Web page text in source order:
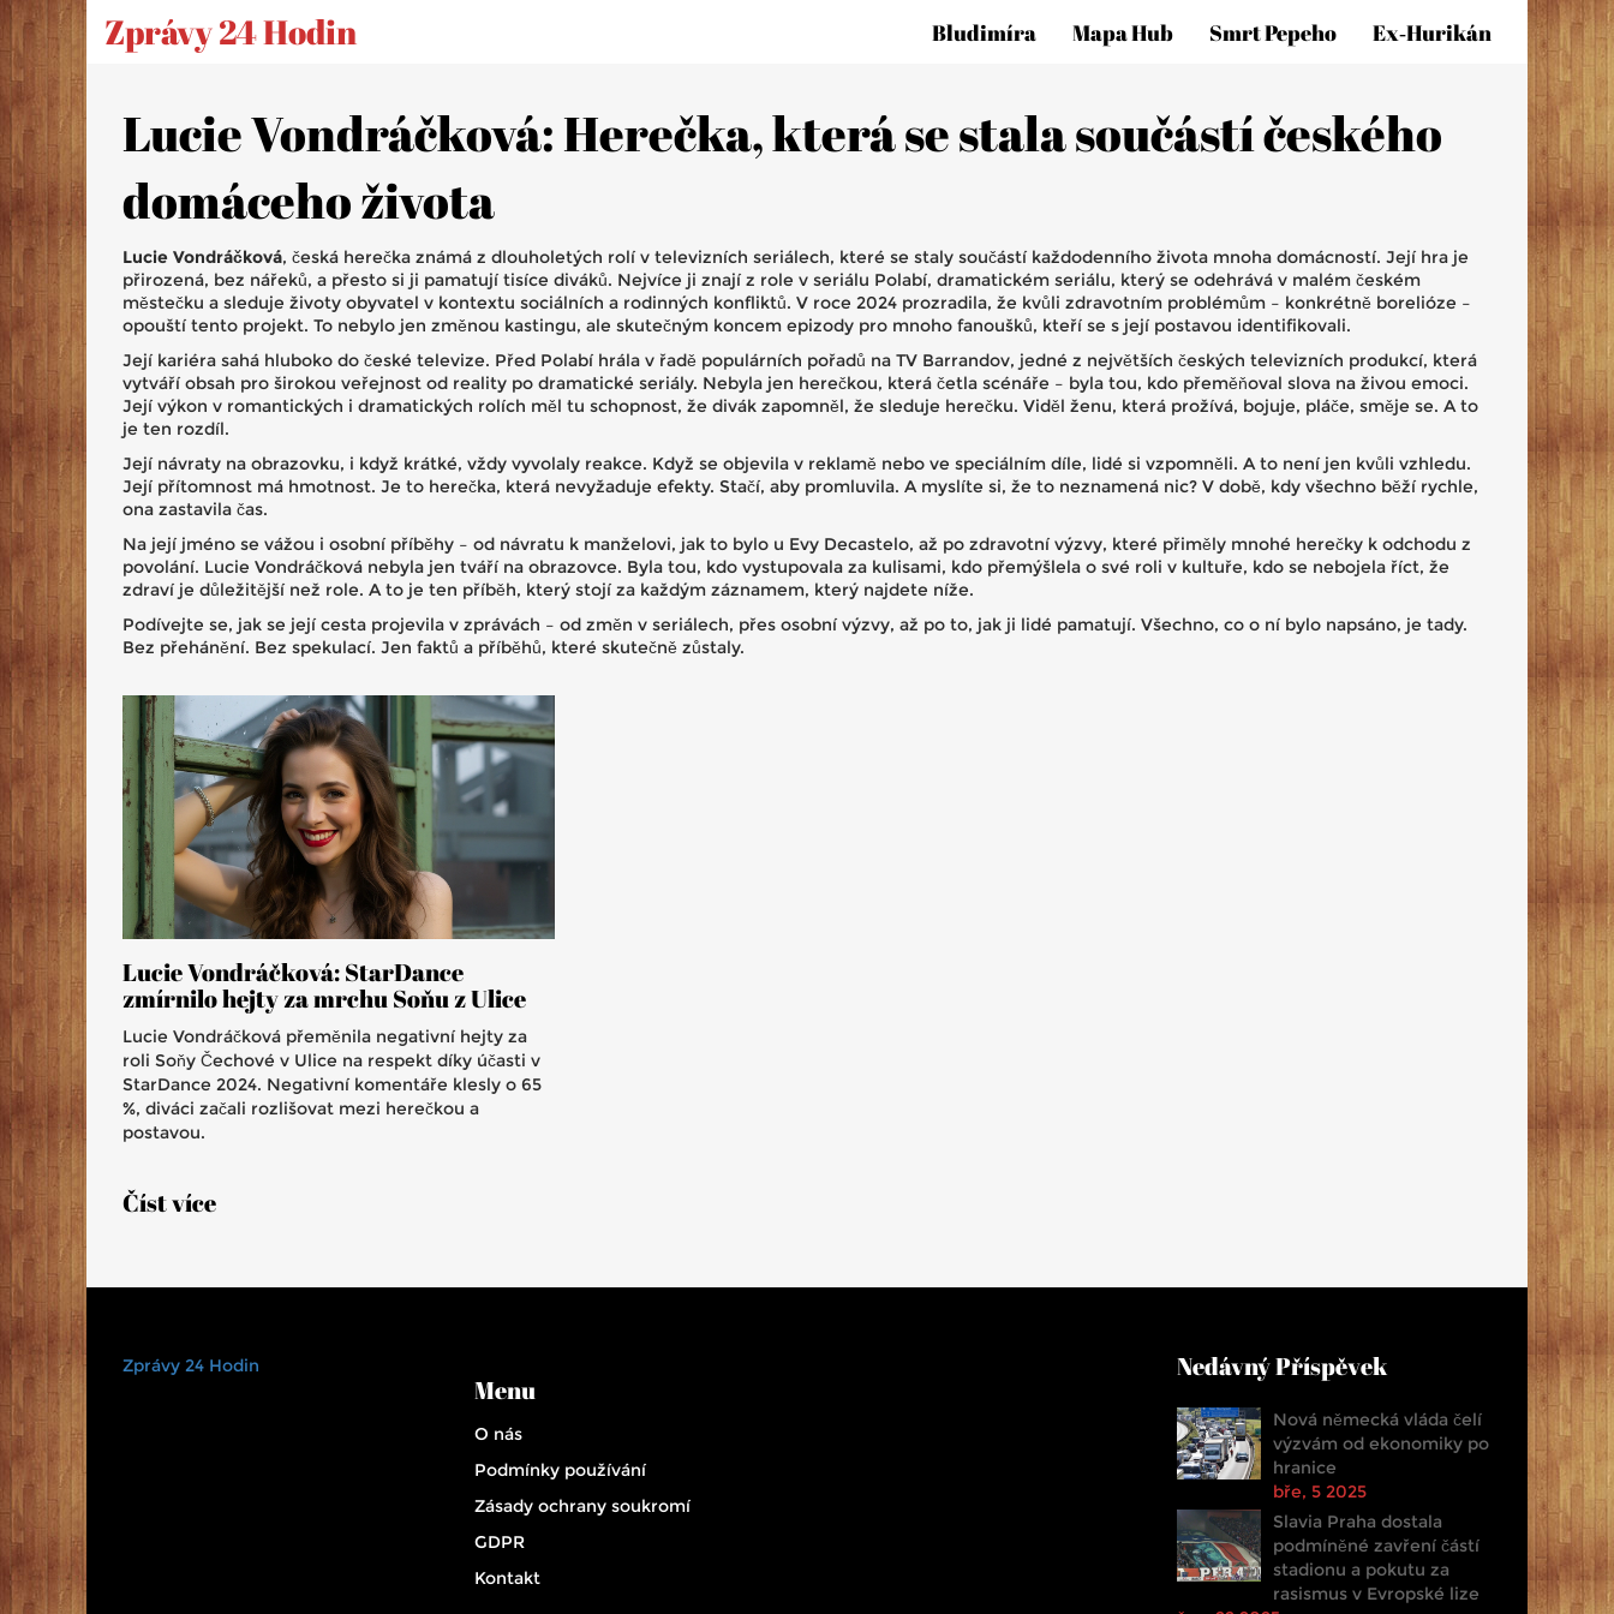
Zprávy 24 Hodin Bludimíra Mapa Hub Smrt Pepeho Ex‑hurikán
Lucie Vondráčková: Herečka, která se stala součástí českého
domáceho života
Lucie Vondráčková, česká herečka známá z dlouholetých rolí v televizních seriálech, které se staly součástí každodenního života mnoha domácností. Její hra je
přirozená, bez nářeků, a přesto si ji pamatují tisíce diváků. Nejvíce ji znají z role v seriálu Polabí, dramatickém seriálu, který se odehrává v malém českém
městečku a sleduje životy obyvatel v kontextu sociálních a rodinných konfliktů. V roce 2024 prozradila, že kvůli zdravotním problémům – konkrétně borelióze –
opouští tento projekt. To nebylo jen změnou kastingu, ale skutečným koncem epizody pro mnoho fanoušků, kteří se s její postavou identifikovali.
Její kariéra sahá hluboko do české televize. Před Polabí hrála v řadě populárních pořadů na TV Barrandov, jedné z největších českých televizních produkcí, která
vytváří obsah pro širokou veřejnost od reality po dramatické seriály. Nebyla jen herečkou, která četla scénáře – byla tou, kdo přeměňoval slova na živou emoci.
Její výkon v romantických i dramatických rolích měl tu schopnost, že divák zapomněl, že sleduje herečku. Viděl ženu, která prožívá, bojuje, pláče, směje se. A to
je ten rozdíl.
Její návraty na obrazovku, i když krátké, vždy vyvolaly reakce. Když se objevila v reklamě nebo ve speciálním díle, lidé si vzpomněli. A to není jen kvůli vzhledu.
Její přítomnost má hmotnost. Je to herečka, která nevyžaduje efekty. Stačí, aby promluvila. A myslíte si, že to neznamená nic? V době, kdy všechno běží rychle,
ona zastavila čas.
Na její jméno se vážou i osobní příběhy – od návratu k manželovi, jak to bylo u Evy Decastelo, až po zdravotní výzvy, které přiměly mnohé herečky k odchodu z
povolání. Lucie Vondráčková nebyla jen tváří na obrazovce. Byla tou, kdo vystupovala za kulisami, kdo přemýšlela o své roli v kultuře, kdo se nebojela říct, že
zdraví je důležitější než role. A to je ten příběh, který stojí za každým záznamem, který najdete níže.
Podívejte se, jak se její cesta projevila v zprávách – od změn v seriálech, přes osobní výzvy, až po to, jak ji lidé pamatují. Všechno, co o ní bylo napsáno, je tady.
Bez přehánění. Bez spekulací. Jen faktů a příběhů, které skutečně zůstaly.
Lucie Vondráčková: StarDance
zmírnilo hejty za mrchu Soňu z Ulice
Lucie Vondráčková přeměnila negativní hejty za
roli Soňy Čechové v Ulice na respekt díky účasti v
StarDance 2024. Negativní komentáře klesly o 65
%, diváci začali rozlišovat mezi herečkou a
postavou.
Číst více
Zprávy 24 Hodin
Menu
O nás
Podmínky používání
Zásady ochrany soukromí
GDPR
Kontakt
Nedávný Příspěvek
Nová německá vláda čelí
výzvám od ekonomiky po
hranice
bře, 5 2025
Slavia Praha dostala
podmíněné zavření částí
stadionu a pokutu za
rasismus v Evropské lize